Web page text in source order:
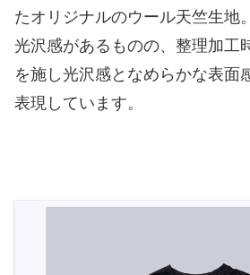
たオリジナルのウール天竺生地
光沢感があるものの、整理加工
を施し光沢感となめらかな表面
表現しています。